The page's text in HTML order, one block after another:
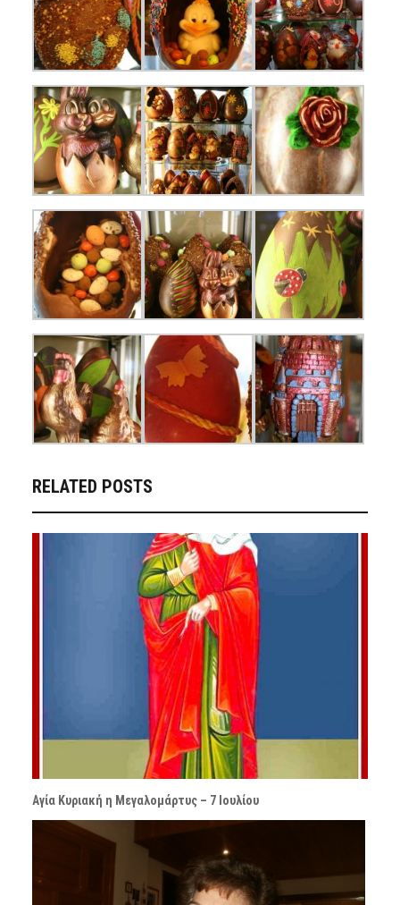
RELATED POSTS
Αγία Κυριακή η Μεγαλομάρτυς – 7 Ιουλίου